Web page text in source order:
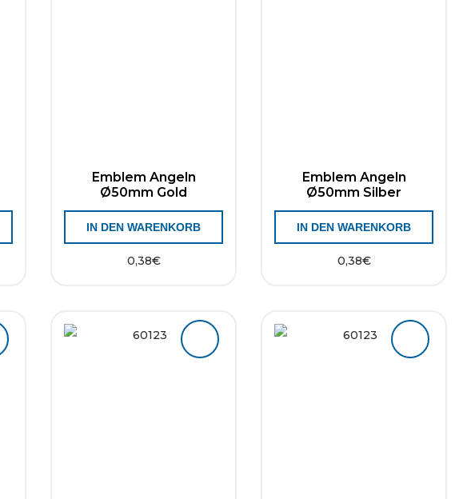
Emblem Angeln
Ø50mm Gold
0,38€
IN DEN WARENKORB
Emblem Angeln
Ø50mm Silber
0,38€
IN DEN WARENKORB